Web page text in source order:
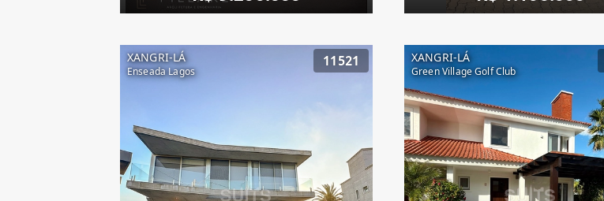
XANGRI-LÁ
Enseada Lagos
11521 XANGRI-LÁ
Green Village Golf Club